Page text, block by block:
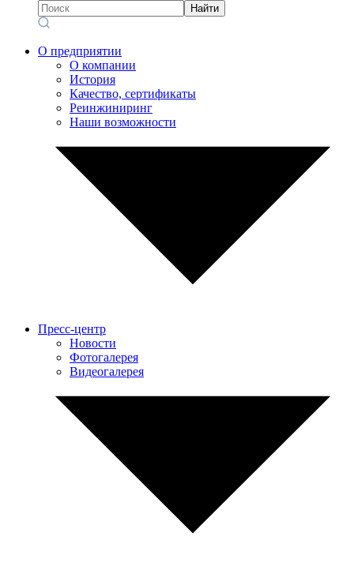
Найти
О предприятии
О компании
История
Качество, сертификаты
Реинжиниринг
Наши возможности
Пресс-центр
Новости
Фотогалерея
Видеогалерея